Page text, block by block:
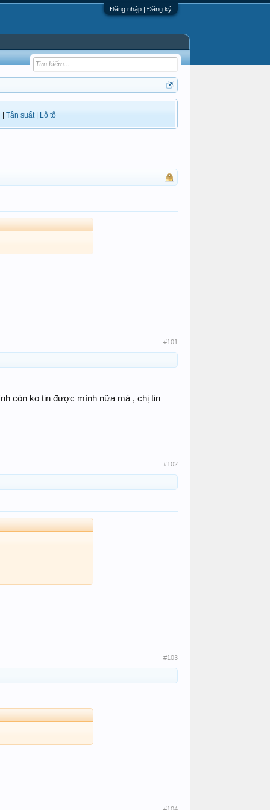
Đăng nhập | Đăng ký
Tần suất| Lô tô
#101
còn ko tin được mình nữa mà , chị tin
#102
#103